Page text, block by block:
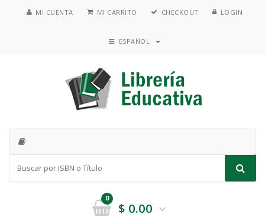
MI CUENTA MI CARRITO CHECKOUT LOGIN
ESPAÑOL
0
$ 0.00